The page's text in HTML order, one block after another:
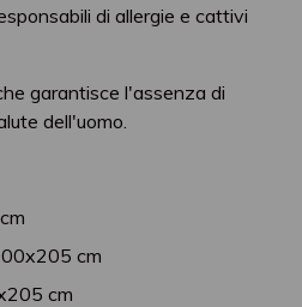
di allergie e cattivi
garantisce l'assenza di
dell'uomo.
cm
cm